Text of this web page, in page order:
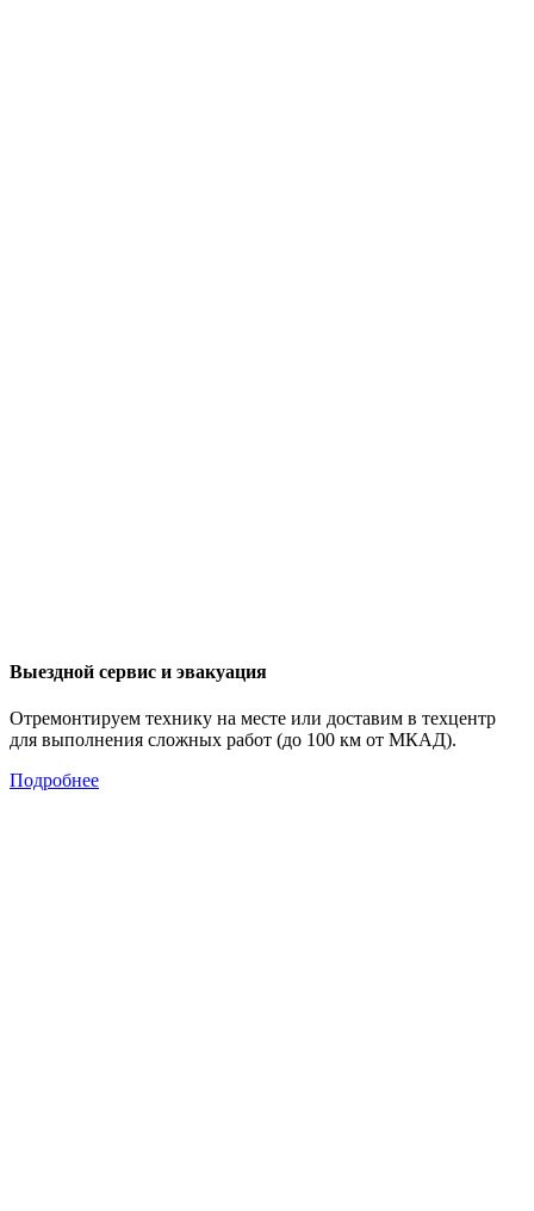
Выездной сервис и эвакуация
Отремонтируем технику на месте или доставим в техцентр
для выполнения сложных работ (до 100 км от МКАД).
Подробнее